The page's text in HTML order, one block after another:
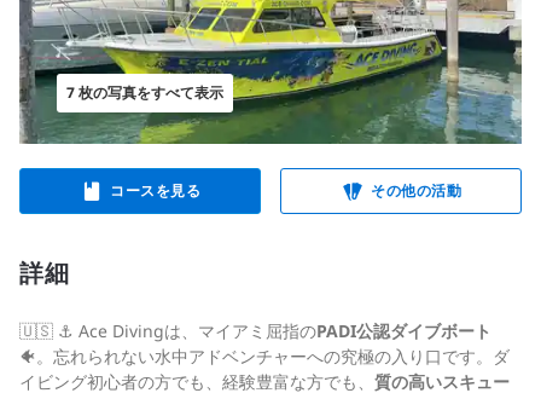
7 枚の写真をすべて表示
コースを見る その他の活動
詳細
🇺🇸 ⚓️ Ace Divingは、マイアミ屈指のPADI公認ダイブボート
🐠。忘れられない水中アドベンチャーへの究極の入り口です。ダ
イビング初心者の方でも、経験豊富な方でも、 質の高いスキュー